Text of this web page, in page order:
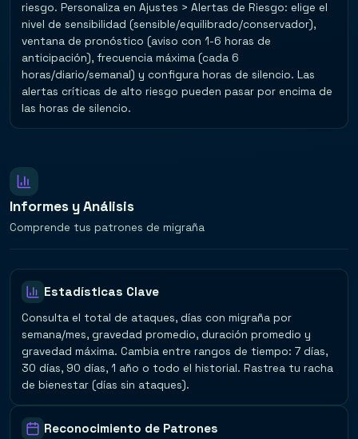
riesgo. Personaliza en Ajustes > Alertas de Riesgo: elige el
nivel de sensibilidad (sensible/equilibrado/conservador),
ventana de pronóstico (aviso con 1-6 horas de
anticipación), frecuencia máxima (cada 6
horas/diario/semanal) y configura horas de silencio. Las
alertas críticas de alto riesgo pueden pasar por encima de
las horas de silencio.
Informes y Análisis
Comprende tus patrones de migraña
Estadísticas Clave
Consulta el total de ataques, días con migraña por
semana/mes, gravedad promedio, duración promedio y
gravedad máxima. Cambia entre rangos de tiempo: 7 días,
30 días, 90 días, 1 año o todo el historial. Rastrea tu racha
de bienestar (días sin ataques).
Reconocimiento de Patrones